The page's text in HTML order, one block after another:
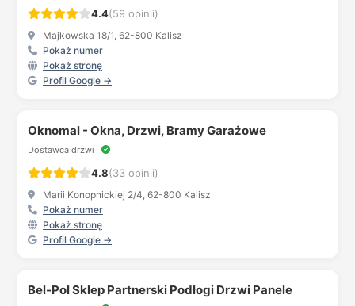
4.4(59 opinii)
Majkowska 18/1, 62-800 Kalisz
Pokaż numer
Pokaż stronę
Profil Google →
Oknomal - Okna, Drzwi, Bramy Garażowe
Dostawca drzwi
4.8(33 opinii)
Marii Konopnickiej 2/4, 62-800 Kalisz
Pokaż numer
Pokaż stronę
Profil Google →
Bel-Pol Sklep Partnerski Podłogi Drzwi Panele